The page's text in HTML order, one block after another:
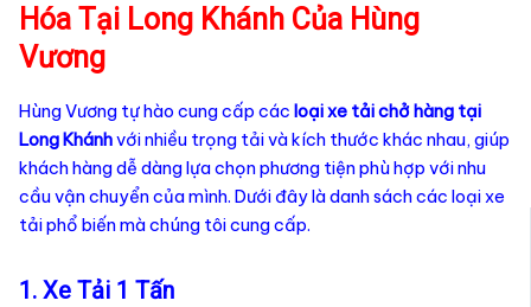
Hóa Tại Long Khánh Của Hùng
Vương
Hùng Vương tự hào cung cấp các loại xe tải chở hàng tại
Long Khánhvới nhiều trọng tải và kích thước khác nhau, giúp
khách hàng dễ dàng lựa chọn phương tiện phù hợp với nhu
cầu vận chuyển của mình. Dưới đây là danh sách các loại xe
tải phổ biến mà chúng tôi cung cấp.
1. Xe Tải 1 Tấn